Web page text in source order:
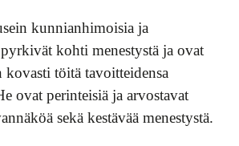
kunnianhimoisia ja
kohti menestystä ja ovat
kovasti töitä tavoitteidensa
ovat perinteisiä ja arvostavat
sekä kestävää menestystä.